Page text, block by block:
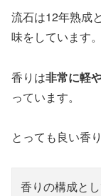
流石は12年熟成
味をしています。
香りは非常に軽
っています。
とっても良い香り
香りの構成と